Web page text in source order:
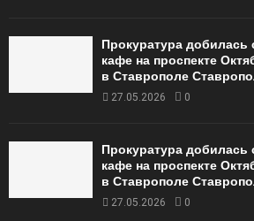
Прокуратура добилась
кафе на проспекте
в Ставрополе
27.05.2026 0
Прокуратура добилась
кафе на проспекте
в Ставрополе
27.05.2026 0